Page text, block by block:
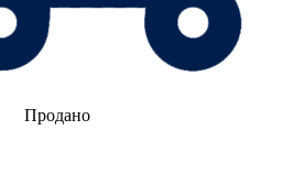
Продано